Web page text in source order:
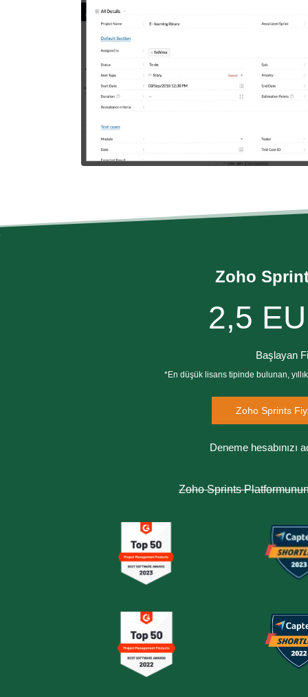
Zoho
2,5
Başlayan
*En düşük lisans tipinde bulunan,
Zoho Sprints
Deneme hesabınızı
Zoho Sprints